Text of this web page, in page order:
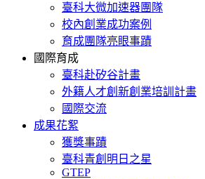
臺科大微加速器團隊
校內創業成功案例
育成團隊亮眼事蹟
國際育成
臺科赴矽谷計畫
外籍人才創新創業培訓計畫
國際交流
成果花絮
獲獎事蹟
臺科青創明日之星
GTEP